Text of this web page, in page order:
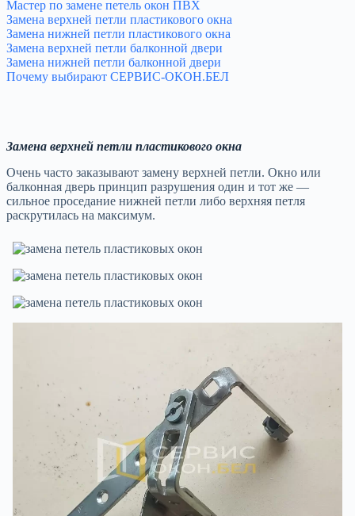
Мастер по замене петель окон ПВХ
Замена верхней петли пластикового окна
Замена нижней петли пластикового окна
Замена верхней петли балконной двери
Замена нижней петли балконной двери
Почему выбирают СЕРВИС-ОКОН.БЕЛ
Замена верхней петли пластикового окна
Очень часто заказывают замену верхней петли. Окно или
балконная дверь принцип разрушения один и тот же —
сильное проседание нижней петли либо верхняя петля
раскрутилась на максимум.